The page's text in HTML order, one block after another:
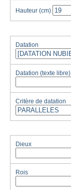
Hauteur (cm)
Datation
Datation (texte libre)
Critère de datation
Dieux
Rois